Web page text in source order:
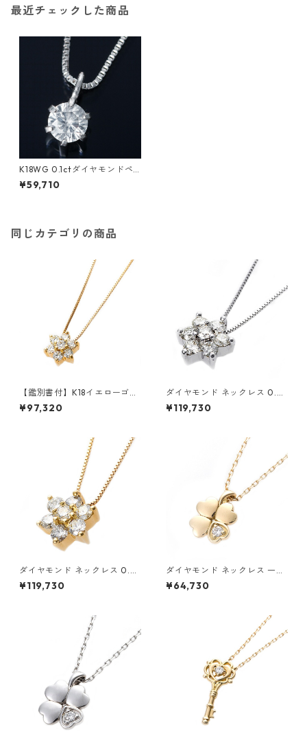
最近チェックした商品
K18WG 0.1ctダイヤモンドペ
ンダント/ネックレス ベネチア
ンチェーン（鑑別書付き） ジ
¥59,710
同じカテゴリの商品
【鑑別書付】K18イエローゴー
ルド 天然ダイヤネックレス ダ
イヤモンドペンダント/ネック
¥97,320
ダイヤモンド ネックレス 0.3c
t K18 ホワイトゴールド 0.3カ
ラット 花 フラワーモチーフ ペ
¥119,730
ダイヤモンド ネックレス 0.3c
t K18 イエローゴールド 0.3カ
ラット 花 フラワーモチーフ ペ
¥119,730
ダイヤモンド ネックレス 一粒
0.014ct K18 イエローゴール
ド 四葉 クローバーモチーフ ペ
¥64,730